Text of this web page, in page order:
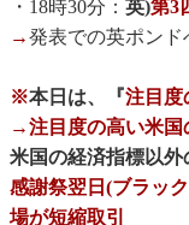
・18時30分： 英)第3
→発表での英ポン
※本日は、『注目度
→注目度の高い米国
米国の経済指標以外
感謝祭翌日(ブラッ
場が短縮取引